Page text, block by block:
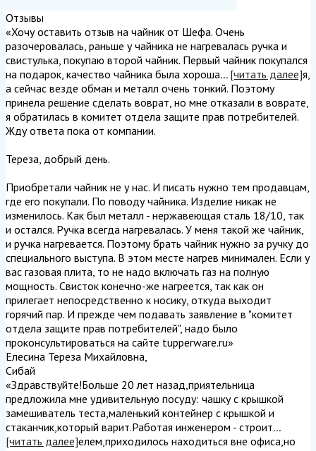
Отзывы
«Хочу оставить отзыв на чайник от Шефа. Очень
разочеровалась, раньше у чайника не нагревалась ручка и
свистулька, покупаю второй чайник. Первый чайник покупался
на подарок, качество чайника была хороша... [читать далее]я,
а сейчас везде обман и металл очень тонкий. Поэтому
принела решение сделать воврат, но мне отказали в воврате,
я обратилась в комитет отдела защите прав потребителей.
Жду ответа пока от компании.
Тереза, добрый день.
Приобретали чайник не у нас. И писать нужно тем продавцам,
где его покупали. По поводу чайника. Изделие никак не
изменилось. Как был металл - нержавеющая сталь 18/10, так
и остался. Ручка всегда нагревалась. У меня такой же чайник,
и ручка нагревается. Поэтому брать чайник нужно за ручку до
специального выступа. В этом месте нагрев минимален. Если у
вас газовая плита, то не надо включать газ на полную
мощность. Свисток конечно-же нагреется, так как он
прилегает непосредственно к носику, откуда выходит
горячий пар. И прежде чем подавать заявление в "комитет
отдела защите прав потребителей", надо было
проконсультироваться на сайте tupperware.ru»
Елесина Тереза Михайловна,
Сибай
«Здравствуйте!Больше 20 лет назад,приятельница
предложила мне удивительную посуду: чашку с крышкой
замешиватель теста,маленький контейнер с крышкой и
стаканчик,который варит.Работая инженером - строит...
[читать далее]елем,приходилось находиться вне офиса,но